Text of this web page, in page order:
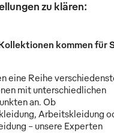
zu klären:
kommen für
eine Reihe
mit unterschiedlichen
an. Ob
Arbeitskleidung
- unsere Experten